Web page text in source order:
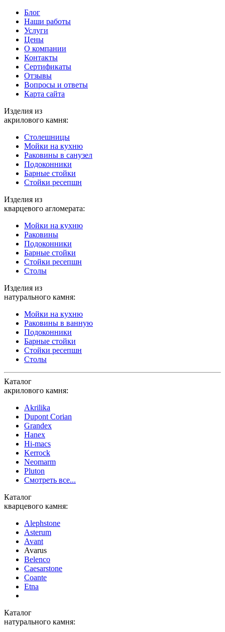
Блог
Наши работы
Услуги
Цены
О компании
Контакты
Cертификаты
Отзывы
Вопросы и ответы
Карта сайта
Изделия из
акрилового камня:
Столешницы
Мойки на кухню
Раковины в санузел
Подоконники
Барные стойки
Стойки ресепшн
Изделия из
кварцевого агломерата:
Мойки на кухню
Раковины
Подоконники
Барные стойки
Стойки ресепшн
Столы
Изделия из
натурального камня:
Мойки на кухню
Раковины в ванную
Подоконники
Барные стойки
Стойки ресепшн
Столы
Каталог
акрилового камня:
Akrilika
Dupont Corian
Grandex
Hanex
Hi-macs
Kerrock
Neomarm
Pluton
Смотреть все...
Каталог
кварцевого камня:
Alephstone
Asterum
Avant
Avarus
Belenco
Caesarstone
Coante
Etna
Каталог
натурального камня: